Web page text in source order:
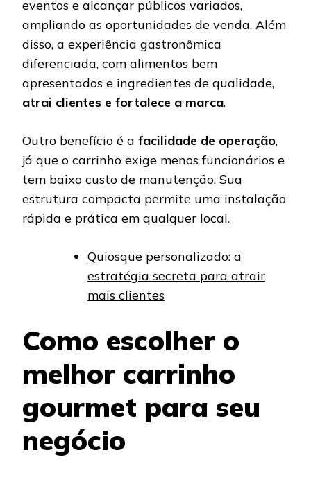
eventos e alcançar públicos variados,
ampliando as oportunidades de venda. Além
disso, a experiência gastronômica
diferenciada, com alimentos bem
apresentados e ingredientes de qualidade,
atrai clientes e fortalece a marca.
Outro benefício é a facilidade de operação,
já que o carrinho exige menos funcionários e
tem baixo custo de manutenção. Sua
estrutura compacta permite uma instalação
rápida e prática em qualquer local.
Quiosque personalizado: a
estratégia secreta para atrair
mais clientes
Como escolher o
melhor carrinho
gourmet para seu
negócio